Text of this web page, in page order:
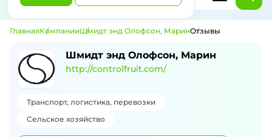
ГлавнаяКомпанииШмидт энд Олофсон, МаринОтзывы
Отзывы о компании Шмидт энд
Шмидт энд Олофсон, Марин
http://controlfruit.com/
Транспорт, логистика, перевозки
Сельское хозяйство